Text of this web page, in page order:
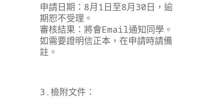
申請日期：8月1日至8月30日，逾
期恕不受理。
審核結果：將會Email通知同學。
如需要證明信正本，在申請時請備
註。
3.檢附文件：